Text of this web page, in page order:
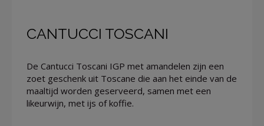
CANTUCCI TOSCANI
De Cantucci Toscani IGP met amandelen zijn een
zoet geschenk uit Toscane die aan het einde van de
maaltijd worden geserveerd, samen met een
likeurwijn, met ijs of koffie.